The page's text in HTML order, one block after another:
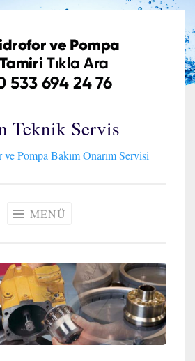
Teknik Servis
Pompa Bakım Onarım Servisi
MENÜ